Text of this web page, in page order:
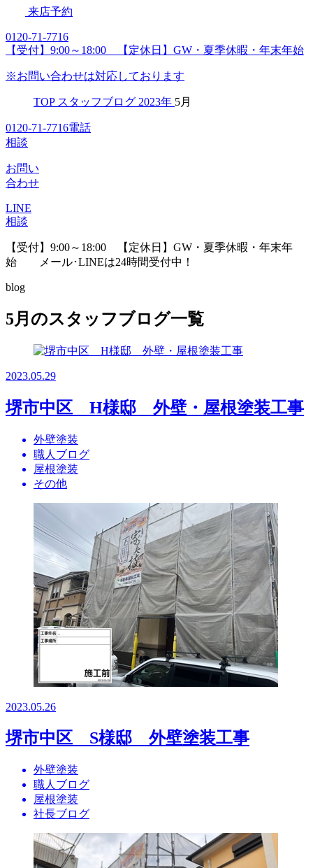
来店予約
0120-71-7716
【受付】9:00～18:00 【定休日】GW・夏季休暇・年末年始
※お問い合わせは対応しております
TOP スタッフブログ 2023年 5月
0120-71-7716電話
相談
お問い
合わせ
LINE
相談
【受付】9:00～18:00 【定休日】GW・夏季休暇・年末年
始 メール･LINEは24時間受付中！
blog
5月のスタッフブログ一覧
2023.05.29
堺市中区 H様邸 外壁・屋根塗装工事
外壁塗装
職人ブログ
屋根塗装
その他
2023.05.26
堺市中区 S様邸 外壁塗装工事
外壁塗装
職人ブログ
屋根塗装
社長ブログ